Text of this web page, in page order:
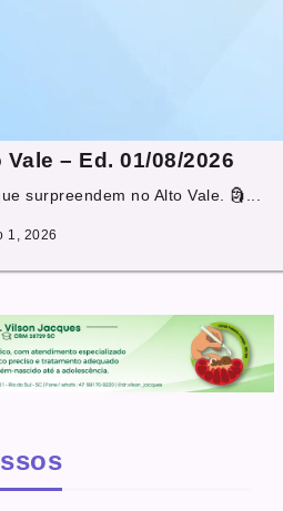
– Ed. 01/08/2026
surpreendem no Alto Vale. 🗿...
1, 2026